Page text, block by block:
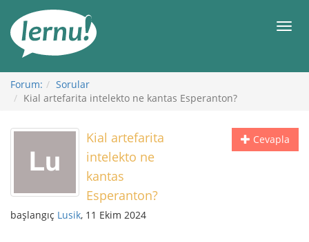
Görüntüleme
Forum:
Sorular
Kial artefarita intelekto ne kantas Esperanton?
Cevapla
Kial artefarita
intelekto ne
kantas
Esperanton?
başlangıç Lusik, 11 Ekim 2024